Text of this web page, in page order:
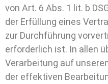
von Art. 6 Abs. 1 lit. b
der Erfüllung eines
zur Durchführung
erforderlich ist. In allen
Verarbeitung auf
der effektiven